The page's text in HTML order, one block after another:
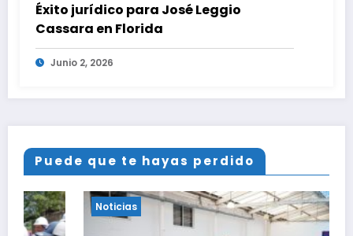
Éxito jurídico para José Leggio
Cassara en Florida
Junio 2, 2026
Puede que te hayas perdido
Noticias